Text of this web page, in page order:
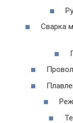
Сварка